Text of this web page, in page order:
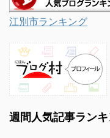
江別市ランキング
週間人気記事ラン